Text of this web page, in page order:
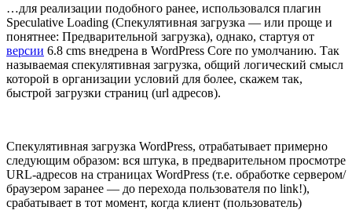
…для реализации подобного ранее, использовался плагин
Speculative Loading (Спекулятивная загрузка — или проще и
понятнее: Предварительной загрузка), однако, стартуя от
версии 6.8 cms внедрена в WordPress Core по умолчанию. Так
называемая спекулятивная загрузка, общий логический смысл
которой в организации условий для более, скажем так,
быстрой загрузки страниц (url адресов).
Спекулятивная загрузка WordPress, отрабатывает примерно
следующим образом: вся штука, в предварительном просмотре
URL-адресов на страницах WordPress (т.е. обработке сервером/
браузером заранее — до перехода пользователя по link!),
срабатывает в тот момент, когда клиент (пользователь)